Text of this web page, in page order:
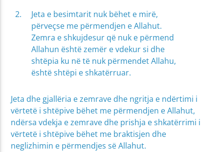
Jeta e besimtarit nuk bëhet e mirë,
përveçse me përmendjen e Allahut.
Zemra e shkujdesur që nuk e përmend
Allahun është zemër e vdekur si dhe
shtëpia ku në të nuk përmendet Allahu,
është shtëpi e shkatërruar.
Jeta dhe gjallëria e zemrave dhe ngritja e ndërtimi i
vërtetë i shtëpive bëhet me përmendjen e Allahut,
ndërsa vdekja e zemrave dhe prishja e shkatërrimi i
vërtetë i shtëpive bëhet me braktisjen dhe
neglizhimin e përmendjes së Allahut.